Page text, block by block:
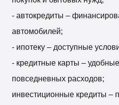
- автокредиты –
автомобилей;
- ипотеку – доступные
- кредитные карты –
повседневных расходов;
инвестиционные кредиты –